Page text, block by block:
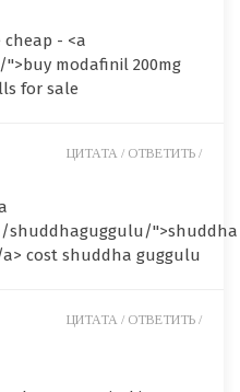
- <a
modafinil 200mg
for sale
shuddhaguggulu/">shuddha
cost shuddha guggulu
ЦИТАТА / ОТВЕТИТЬ /
ЦИТАТА / ОТВЕТИТЬ /